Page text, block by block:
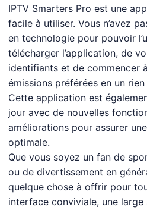
IPTV Smarters Pro est une
facile à utiliser. Vous n’avez
en technologie pour pouvoir
télécharger l’application, de
identifiants et de commencer
émissions préférées en un
Cette application est
jour avec de nouvelles
améliorations pour assurer
optimale.
Que vous soyez un fan de
ou de divertissement en
quelque chose à offrir pour
interface conviviale, une